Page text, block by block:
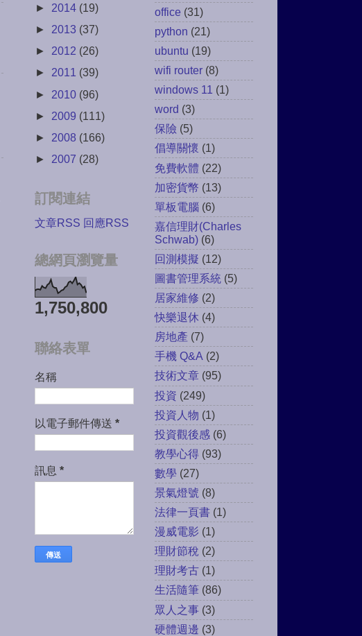
► 2014 (19)
► 2013 (37)
► 2012 (26)
► 2011 (39)
► 2010 (96)
► 2009 (111)
► 2008 (166)
► 2007 (28)
訂閱連結
文章RSS 回應RSS
總網頁瀏覽量
1,750,800
聯絡表單
名稱
以電子郵件傳送 *
訊息 *
office (31)
python (21)
ubuntu (19)
wifi router (8)
windows 11 (1)
word (3)
保險 (5)
倡導關懷 (1)
免費軟體 (22)
加密貨幣 (13)
單板電腦 (6)
嘉信理財(Charles
Schwab) (6)
回測模擬 (12)
圖書管理系統 (5)
居家維修 (2)
快樂退休 (4)
房地產 (7)
手機 Q&A (2)
技術文章 (95)
投資 (249)
投資人物 (1)
投資觀後感 (6)
教學心得 (93)
數學 (27)
景氣燈號 (8)
法律一頁書 (1)
漫威電影 (1)
理財節稅 (2)
理財考古 (1)
生活隨筆 (86)
眾人之事 (3)
硬體週邊 (3)